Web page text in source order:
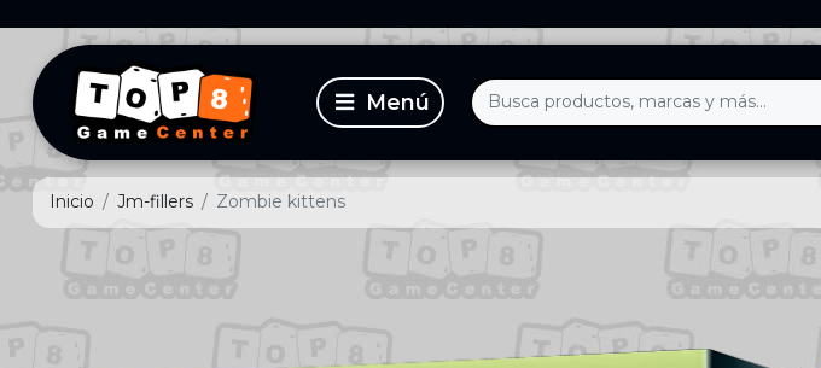
Inicio Jm-fillers Zombie kittens